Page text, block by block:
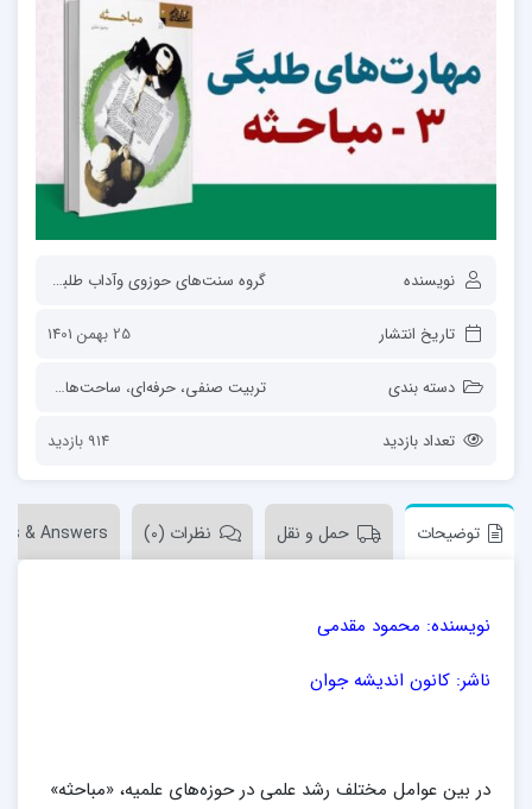
نویسنده گروه سنت‌های حوزوی وآداب طلبگی
تاریخ انتشار 25 بهمن 1401
دسته بندی تربیت صنفی، حرفه‌ای، ساحت‌های تربیت
تعداد بازدید 914 بازدید
توضیحات حمل و نقل نظرات (0) & Answers
نویسنده: محمود مقدمی
ناشر: کانون اندیشه جوان
در بین عوامل مختلف رشد علمی در حوزه‌های علمیه، «مباحثه»